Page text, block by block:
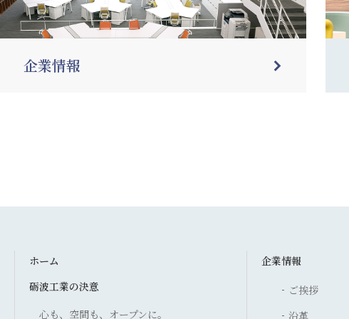
企業情報
ホーム
砺波工業の決意
心も、空間も、オープンに。
企業情報
ご挨拶
沿革